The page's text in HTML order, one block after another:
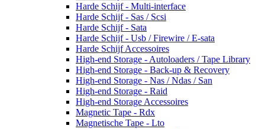
Harde Schijf - Multi-interface
Harde Schijf - Sas / Scsi
Harde Schijf - Sata
Harde Schijf - Usb / Firewire / E-sata
Harde Schijf Accessoires
High-end Storage - Autoloaders / Tape Library
High-end Storage - Back-up & Recovery
High-end Storage - Nas / Ndas / San
High-end Storage - Raid
High-end Storage Accessoires
Magnetic Tape - Rdx
Magnetische Tape - Lto